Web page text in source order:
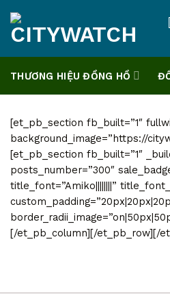
content
THƯƠNG HIỆU ĐỒNG HỒ
[et_pb_section fb_built=”1″
background_image=”https://
[et_pb_section fb_built=”1″
posts_number=”300″
title_font=”Amiko||||||||”
[/et_pb_column][/et_pb_row][/